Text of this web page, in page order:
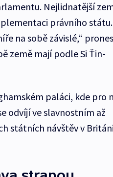
Nejlidnatější
právního státu.
na sobě závislé,“
země mají podle Si Ťin-
paláci, kde pro
odvíjí ve slavnostním až
státních návštěv v